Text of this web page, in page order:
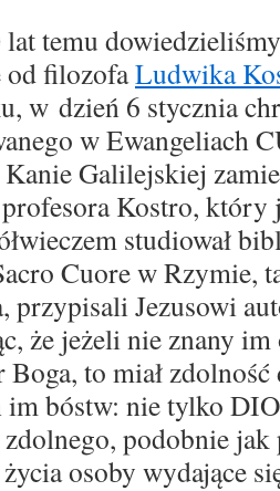
lat temu dowiedzi
od filozofaLudwika
w dzień 6 stycznia
w Ewangeliach
Kanie Galilejskiej zami
profesoraKostro, który
studiował
Cuore w Rzymie,
przypisali Jezusowi
że jeżeli nie znany im
Boga, to miał
im bóstw: nie tylko
podobnie jak
osoby wydające